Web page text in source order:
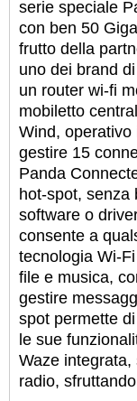
serie speciale
con ben 50
frutto della
uno dei brand
un router wi-fi
mobiletto
Wind, operativo
gestire 15
Panda
hot-spot, senza
software o
consente a
tecnologia Wi-
file e musica,
gestire
spot permette
le sue
Waze
radio,